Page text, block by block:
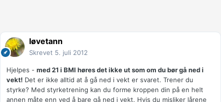
løvetann
Skrevet 5. juli 2012
Hjelpes - med 21 i BMI høres det ikke ut som om du bør gå ned i
vekt! Det er ikke alltid at å gå ned i vekt er svaret. Trener du
styrke? Med styrketrening kan du forme kroppen din på en helt
annen måte enn ved å bare gå ned i vekt. Hvis du misliker lårene